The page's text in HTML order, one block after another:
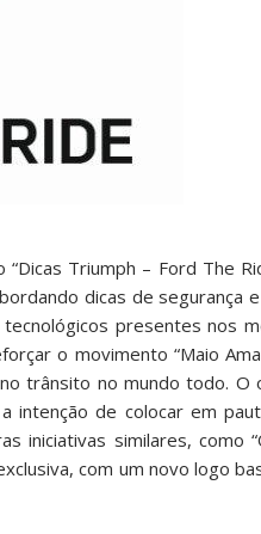
Triumph – Ford The
dicas de segurança
presentes nos
o movimento “Maio
trânsito no mundo todo. O
intenção de colocar em
iniciativas similares, como
com um novo logo